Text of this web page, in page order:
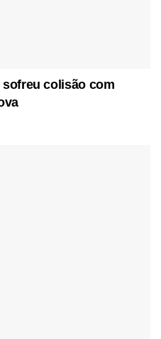
colisão com